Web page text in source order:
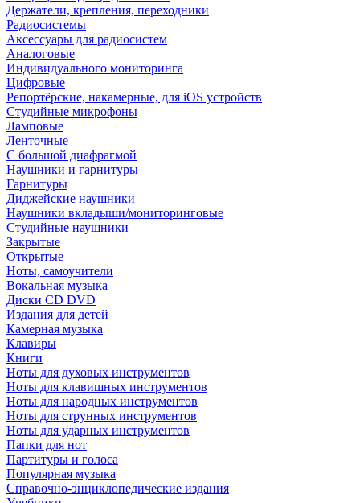
Держатели, крепления, переходники
Радиосистемы
Аксессуары для радиосистем
Аналоговые
Индивидуального мониторинга
Цифровые
Репортёрские, накамерные, для iOS устройств
Студийные микрофоны
Ламповые
Ленточные
С большой диафрагмой
Наушники и гарнитуры
Гарнитуры
Диджейские наушники
Наушники вкладыши/мониторинговые
Студийные наушники
Закрытые
Открытые
Ноты, самоучители
Вокальная музыка
Диски CD DVD
Издания для детей
Камерная музыка
Клавиры
Книги
Ноты для духовых инструментов
Ноты для клавишных инструментов
Ноты для народных инструментов
Ноты для струнных инструментов
Ноты для ударных инструментов
Папки для нот
Партитуры и голоса
Популярная музыка
Справочно-энциклопедические издания